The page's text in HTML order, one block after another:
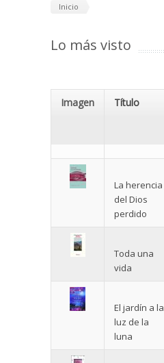
Inicio
Lo más visto
Imagen Título
La herencia
del Dios
perdido
Toda una
vida
El jardín a la
luz de la
luna